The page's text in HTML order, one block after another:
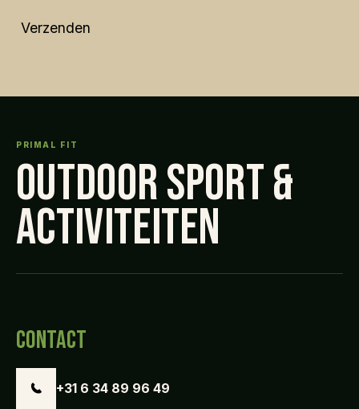
Verzenden
PRIMAL FIT
OUTDOOR SPORT &
ACTIVITEITEN
CONTACT
+31 6 34 89 96 49